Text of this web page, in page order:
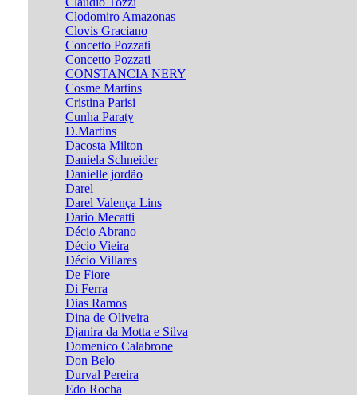
Clodomiro Amazonas
Clovis Graciano
Concetto Pozzati
Concetto Pozzati
CONSTANCIA NERY
Cosme Martins
Cristina Parisi
Cunha Paraty
D.Martins
Dacosta Milton
Daniela Schneider
Danielle jordão
Darel
Darel Valença Lins
Dario Mecatti
Décio Abrano
Décio Vieira
Décio Villares
De Fiore
Di Ferra
Dias Ramos
Dina de Oliveira
Djanira da Motta e Silva
Domenico Calabrone
Don Belo
Durval Pereira
Edo Rocha